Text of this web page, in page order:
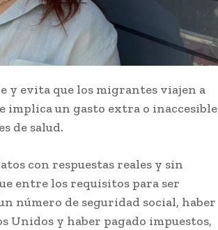
y evita que los migrantes viajen a
implica un gasto extra o inaccesible
de salud.
con respuestas reales y sin
entre los requisitos para ser
número de seguridad social, haber
Unidos y haber pagado impuestos,